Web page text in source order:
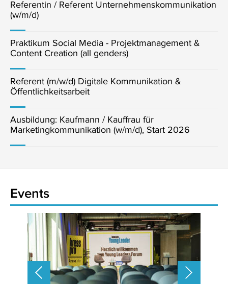
Referentin / Referent Unternehmenskommunikation
(w/m/d)
Praktikum Social Media - Projektmanagement &
Content Creation (all genders)
Referent (m/w/d) Digitale Kommunikation &
Öffentlichkeitsarbeit
Ausbildung: Kaufmann / Kauffrau für
Marketingkommunikation (w/m/d), Start 2026
Events